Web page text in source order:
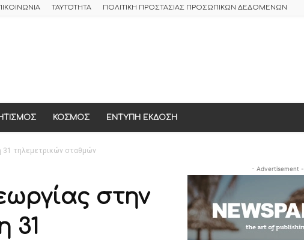
ΤΑΥΤΟΤΗΤΑ ΠΟΛΙΤΙΚΗ ΠΡΟΣΤΑΣΙΑΣ ΠΡΟΣΩΠΙΚΩΝ ΔΕΔΟΜΕΝΩΝ
ΚΟΣΜΟΣ ΕΝΤΥΠΗ ΕΚΔΟΣΗ
31 τηλεμετρικών σταθμών
στην
31
- Advertisement -